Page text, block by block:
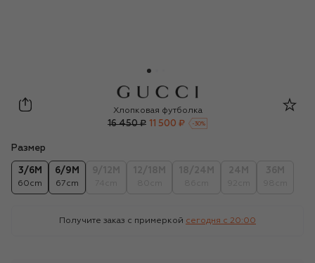
Gucci
Хлопковая футболка
16 450 ₽ 11 500 ₽ -30%
Размер
3/6M
60cm
6/9M
67cm
Получите заказ с примеркой сегодня c 20:00